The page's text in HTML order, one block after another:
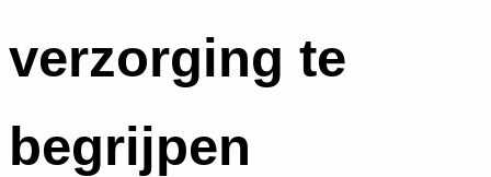
verzorging te
begrijpen